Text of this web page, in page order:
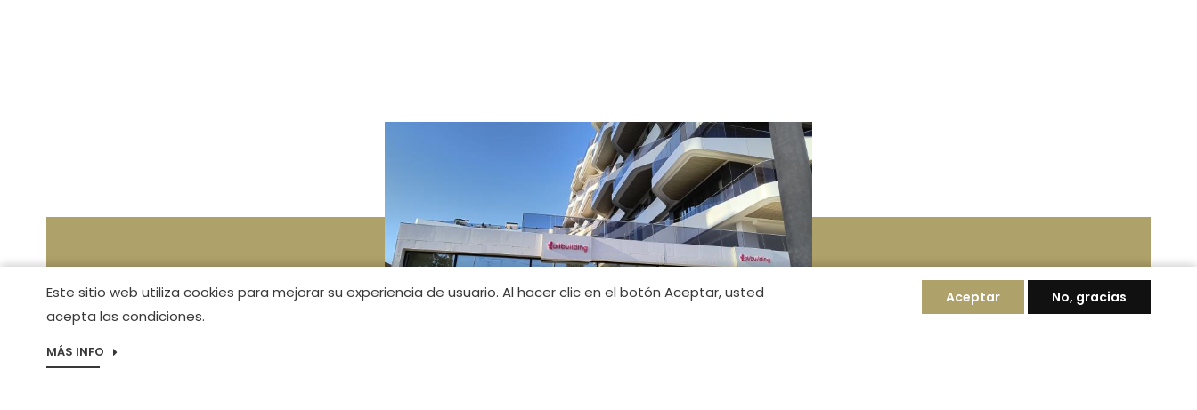
Este sitio web utiliza cookies para mejorar su experiencia de usuario. Al hacer clic en el botón Aceptar, usted
acepta las condiciones.
MÁS INFO
Aceptar No, gracias